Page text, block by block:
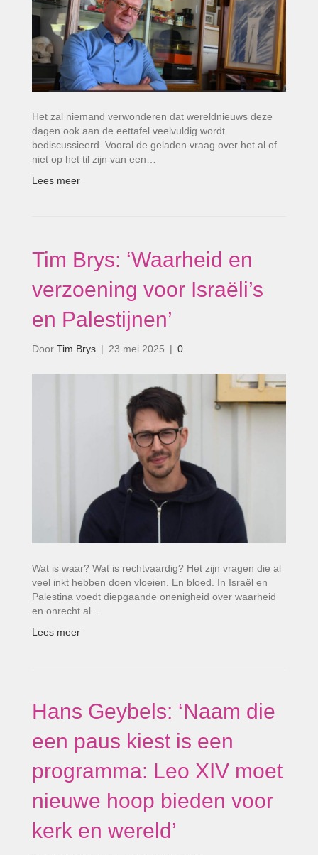
Het zal niemand verwonderen dat wereldnieuws deze
dagen ook aan de eettafel veelvuldig wordt
bediscussieerd. Vooral de geladen vraag over het al of
niet op het til zijn van een…
Lees meer
Tim Brys: ‘Waarheid en
verzoening voor Israëli’s
en Palestijnen’
Door Tim Brys | 23 mei 2025 | 0
Wat is waar? Wat is rechtvaardig? Het zijn vragen die al
veel inkt hebben doen vloeien. En bloed. In Israël en
Palestina voedt diepgaande onenigheid over waarheid
en onrecht al…
Lees meer
Hans Geybels: ‘Naam die
een paus kiest is een
programma: Leo XIV moet
nieuwe hoop bieden voor
kerk en wereld’